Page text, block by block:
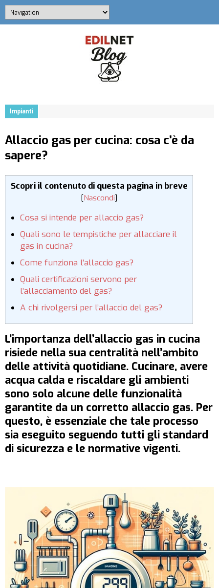
Impianti
Allaccio gas per cucina: cosa c’è da
sapere?
Scopri il contenuto di questa pagina in breve
[Nascondi]
Cosa si intende per allaccio gas?
Quali sono le tempistiche per allacciare il
gas in cucina?
Come funziona l’allaccio gas?
Quali certificazioni servono per
l’allacciamento del gas?
A chi rivolgersi per l’allaccio del gas?
L’importanza dell’allaccio gas in cucina
risiede nella sua centralità nell’ambito
delle attività quotidiane. Cucinare, avere
acqua calda e riscaldare gli ambienti
sono solo alcune delle funzionalità
garantite da un corretto allaccio gas. Per
questo, è essenziale che tale processo
sia eseguito seguendo tutti gli standard
di sicurezza e le normative vigenti.